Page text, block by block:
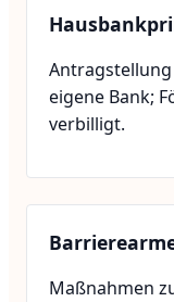
eigene Bank;
verbilligt.
Maßnahmen